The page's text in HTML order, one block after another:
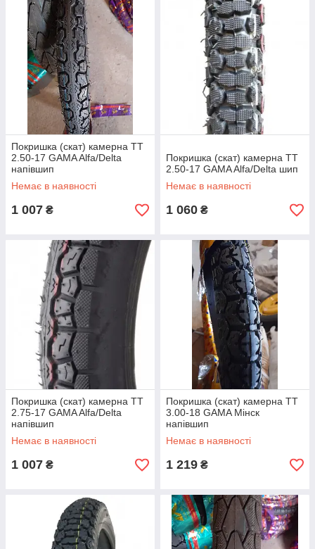
Покришка (скат) камерна TТ
2.50-17 GAMA Alfa/Delta
напівшип
Немає в наявності
1 007 ₴
Покришка (скат) камерна TТ
2.50-17 GAMA Alfa/Delta шип
Немає в наявності
1 060 ₴
Покришка (скат) камерна TТ
2.75-17 GAMA Alfa/Delta
напівшип
Немає в наявності
1 007 ₴
Покришка (скат) камерна TТ
3.00-18 GAMA Мінск
напівшип
Немає в наявності
1 219 ₴